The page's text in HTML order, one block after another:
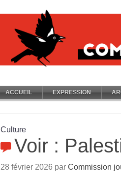
ACCUEIL EXPRESSION
Culture
Voir :
28 février 2026 par Commission